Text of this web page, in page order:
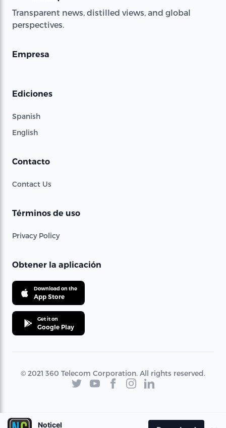
Transparent news, distilled views, and global
perspectives.
Empresa
Ediciones
Spanish
English
Contacto
Contact Us
Términos de uso
Privacy Policy
Obtener la aplicación
Download on the
App Store
Get it on
Google Play
© 2021 360 Telecom Corporation. All rights reserved.
Noticel